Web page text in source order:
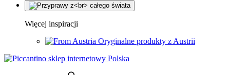
Więcej inspiracji
Oryginalne produkty z Austrii